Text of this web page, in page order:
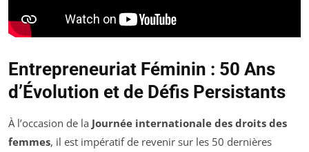
Entrepreneuriat Féminin : 50 Ans
d’Évolution et de Défis Persistants
À l’occasion de la Journée internationale des droits des
femmes, il est impératif de revenir sur les 50 dernières